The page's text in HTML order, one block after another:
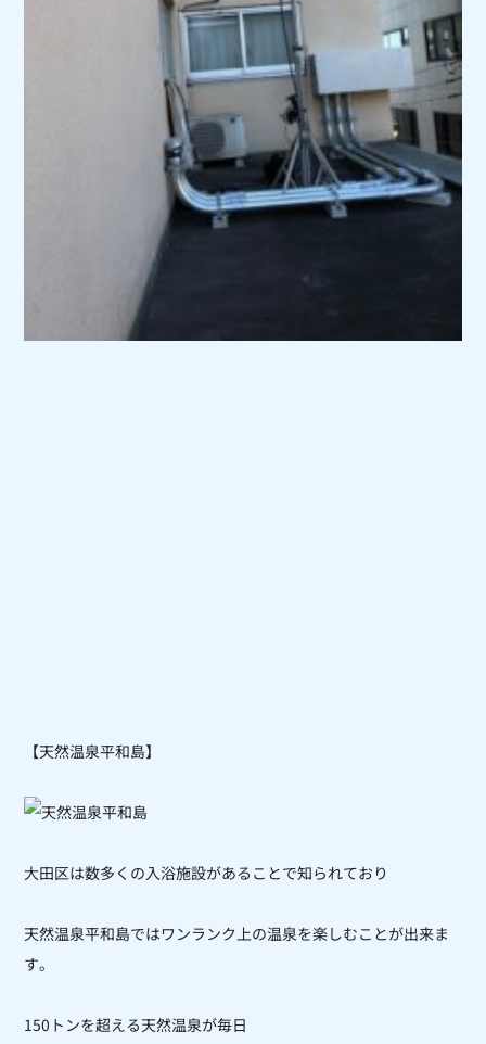
【天然温泉平和島】
大田区は数多くの入浴施設があることで知られており
天然温泉平和島ではワンランク上の温泉を楽しむことが出来ま
す。
150トンを超える天然温泉が毎日